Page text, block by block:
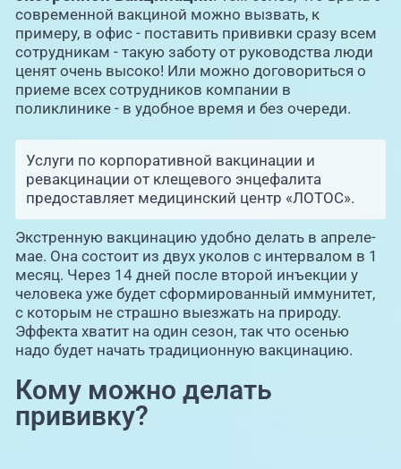
современной вакциной можно вызвать, к
примеру, в офис - поставить прививки сразу всем
сотрудникам - такую заботу от руководства люди
ценят очень высоко! Или можно договориться о
приеме всех сотрудников компании в
поликлинике - в удобное время и без очереди.
Услуги по корпоративной вакцинации и
ревакцинации от клещевого энцефалита
предоставляет медицинский центр «ЛОТОС».
Экстренную вакцинацию удобно делать в апреле-
мае. Она состоит из двух уколов с интервалом в 1
месяц. Через 14 дней после второй инъекции у
человека уже будет сформированный иммунитет,
с которым не страшно выезжать на природу.
Эффекта хватит на один сезон, так что осенью
надо будет начать традиционную вакцинацию.
Кому можно делать
прививку?